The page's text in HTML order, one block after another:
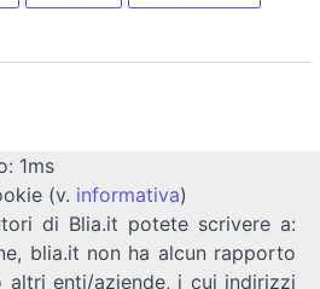
1ms
(v. informativa)
di Blia.it potete scrivere a:
blia.it non ha alcun rapporto
altri enti/aziende, i cui indirizzi